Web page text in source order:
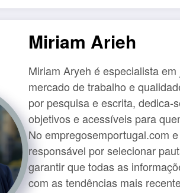
Miriam Arieh
Miriam Aryeh é especialista
mercado de trabalho e
por pesquisa e escrita, dedica-
objetivos e acessíveis para
No empregosemportugal.com
responsável por selecionar
garantir que todas as
com as tendências mais